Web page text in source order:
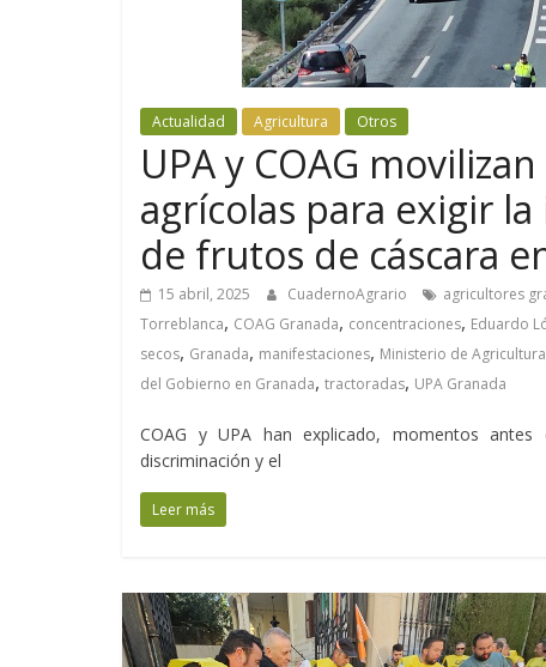
Actualidad Agricultura Otros
UPA y COAG
agrícolas para exigir
de frutos de cáscara
15 abril, 2025 CuadernoAgrario agricultores
Torreblanca, COAG Granada, concentraciones, Eduardo
secos, Granada, manifestaciones, Ministerio de Agricultura
del Gobierno en Granada, tractoradas, UPA Granada
COAG y UPA han explicado, momentos
discriminación y el
Leer más